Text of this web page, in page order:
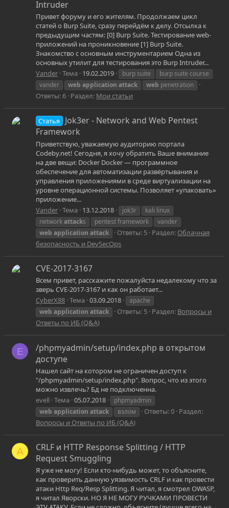
Intruder
Привет форуму и его жителям. Продолжаем цикл
статей о Burp Suite, сразу перейдём к делу. Отсылка к
предыдущим частям: [0] Burp Suite. Тестирование web-
приложений на проникновение [1] Burp Suite.
Знакомство с основным инструментарием Одна из
основных утилит для тестирования это Burp Intruder...
Vander Тема 19.02.2019 burp suite
burp suite course
vander
web application attack web penetration
Ответы: 6 Раздел: Мои статьи
Статья
Jok3er - Network and Web Pentest
Framework
Приветствую, уважаемую аудиторию портала
Codeby.net! Сегодня, я хочу обратить Ваше внимание
на две вещи: Docker Docker — программное
обеспечение для автоматизации развёртывания и
управления приложениями в среде виртуализации на
уровне операционной системы. Позволяет «упаковать»
приложение...
Vander Тема 13.12.2018 jok3r
kali linux
networkattacks pentest framework
vander
web application attack Ответы: 5 Раздел: Облачная
безопасность и DevSecOps
CVE-2017-3167
Всем привет, расскажите пожалуйста недалекому что за
зверь CVE-2017-3167 и как он работает...
CyberX88 Тема 03.09.2018
apache
web application attack Ответы: 5 Раздел: Вопросы и
Ответы по ИБ (Q&A)
E
/phpmyadmin/setup/index.php в открытом
доступе
Нашел сайт на котором не ограничен доступ к
"/phpmyadmin/setup/index.php". Вопрос, что из этого
можно извлечь? Бд не подключенна.
evell Тема 05.07.2018
phpmyadmin
web application attack взлом Ответы: 0 Раздел:
Вопросы и Ответы по ИБ (Q&A)
A
CRLF и HTTP Response Splitting / HTTP
Request Smuggling
Я уже не могу! Если кто-нибудь может, то объясните,
как проверить данную уязвимость CRLF и как провести
атаки Http Req/Resp Splitting. Я читал, я смотрел OWASP,
я читал Яворски. НО Я НЕ МОГУ РУЧКАМИ ПРОВЕСТИ